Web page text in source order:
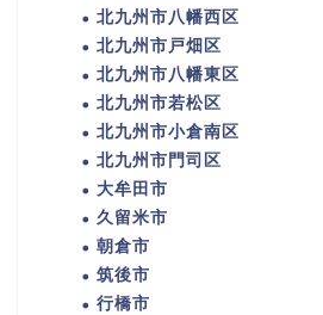
北九州市八幡西区
北九州市戸畑区
北九州市八幡東区
北九州市若松区
北九州市小倉南区
北九州市門司区
大牟田市
久留米市
朝倉市
筑後市
行橋市